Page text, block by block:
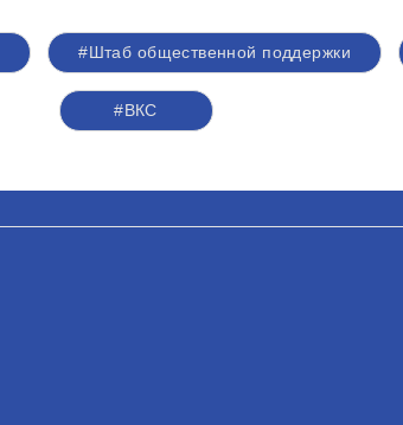
#Штаб общественной поддержки
#ВКС